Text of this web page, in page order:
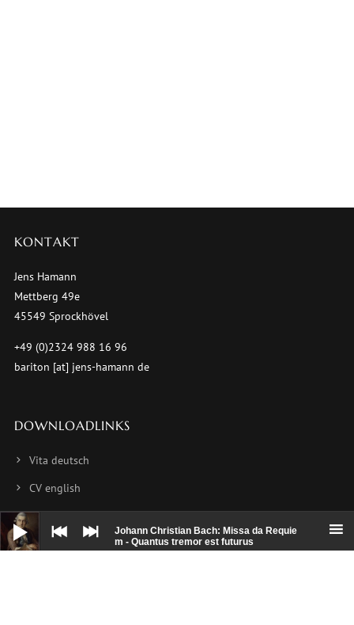
Audio-
Player
Johann Christian Bach: Missa da Requie
m - Quantus tremor est futurus
KONTAKT
Jens Hamann
Mettberg 49e
45549 Sprockhövel
+49 (0)2324 988 16 96
bariton [at] jens-hamann de
DOWNLOADLINKS
Vita deutsch
CV english
CV français
Foto 1